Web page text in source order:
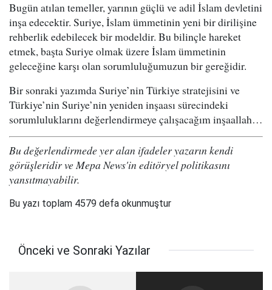
Bugün atılan temeller, yarının güçlü ve adil İslam devletini
inşa edecektir. Suriye, İslam ümmetinin yeni bir dirilişine
rehberlik edebilecek bir modeldir. Bu bilinçle hareket
etmek, başta Suriye olmak üzere İslam ümmetinin
geleceğine karşı olan sorumluluğumuzun bir gereğidir.
Bir sonraki yazımda Suriye’nin Türkiye stratejisini ve
Türkiye’nin Suriye’nin yeniden inşaası sürecindeki
sorumluluklarını değerlendirmeye çalışacağım inşaallah…
Bu değerlendirmede yer alan ifadeler yazarın kendi
görüşleridir ve Mepa News'in editöryel politikasını
yansıtmayabilir.
Bu yazı toplam 4579 defa okunmuştur
Önceki ve Sonraki Yazılar